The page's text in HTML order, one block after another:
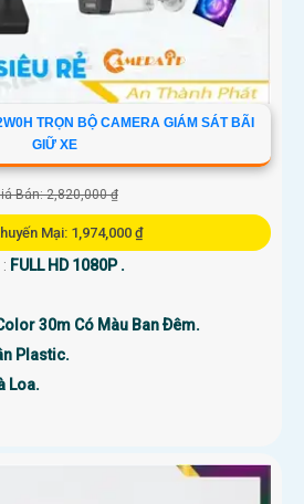
TRỌN BỘ CAMERA GIÁM SÁT BÃI
GIỮ XE
Bán: 2,820,000 ₫
Mại: 1,974,000 ₫
FULL HD 1080P .
30m Có Màu Ban Ðêm.
Plastic.
Loa.